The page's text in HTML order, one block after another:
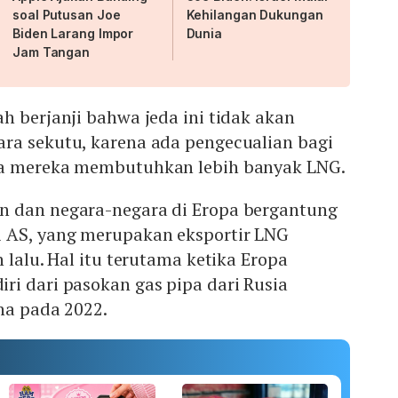
soal Putusan Joe
Biden Larang Impor
Jam Tangan
Kehilangan Dukungan
Dunia
berjanji bahwa jeda ini tidak akan
sekutu, karena ada pengecualian bagi
mereka membutuhkan lebih banyak LNG.
dan negara-negara di Eropa bergantung
yang merupakan eksportir LNG
lalu. Hal itu terutama ketika Eropa
dari pasokan gas pipa dari Rusia
pada 2022.